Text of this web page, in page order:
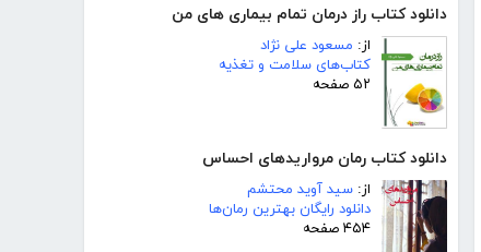
دانلود کتاب راز درمان تمام بیماری های من
از: مسعود علی نژاد
کتاب‌های سلامت و تغذیه
۵۲ صفحه
دانلود کتاب رمان مرواریدهای احساس
از: سید آوید محتشم
دانلود رایگان بهترین رمان‌ها
۴۵۴ صفحه